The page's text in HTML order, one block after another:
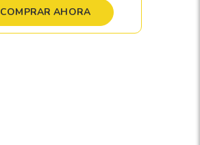
COMPRAR AHORA